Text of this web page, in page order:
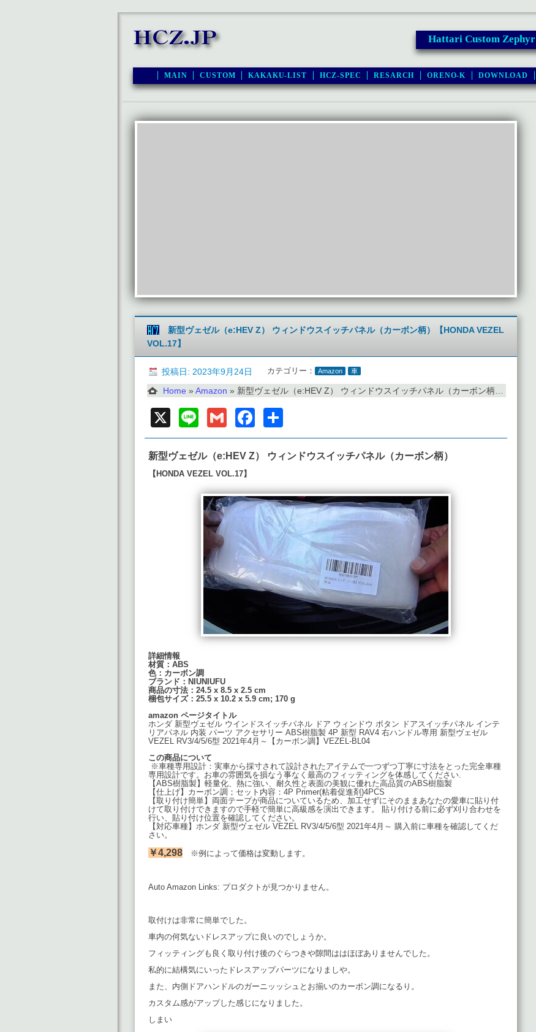
Hattari Custom Zephyr
MAIN CUSTOM KAKAKU-LIST HCZ-SPEC RESARCH ORENO-K DOWNLOAD
新型ヴェゼル（e:HEV Z） ウィンドウスイッチパネル（カーボン柄）【HONDA VEZEL
VOL.17】
投稿日: 2023年9月24日 カテゴリー： Amazon 車
Home » Amazon » 新型ヴェゼル（e:HEV Z） ウィンドウスイッチパネル（カーボン柄）【HONDA VEZEL VOL.17】
X Line GmailFacebook
有
新型ヴェゼル（e:HEV Z） ウィンドウスイッチパネル（カーボン柄）
【HONDA VEZEL VOL.17】
詳細情報
材質： ABS
色：カーボン調
ブランド：NIUNIUFU
商品の寸法：24.5 x 8.5 x 2.5 cm
梱包サイズ：25.5 x 10.2 x 5.9 cm; 170 g
amazon ページタイトル
ホンダ 新型ヴェゼル ウインドスイッチパネル ドア ウィンドウ ボタン ドアスイッチパネル インテ
リアパネル 内装 パーツ アクセサリー ABS樹脂製 4P 新型 RAV4 右ハンドル専用 新型ヴェゼル
VEZEL RV3/4/5/6型 2021年4月～【カーボン調】VEZEL-BL04
この商品について
※車種専用設計：実車から採寸されて設計されたアイテムで一つずつ丁寧に寸法をとった完全車種
専用設計です。お車の雰囲気を損なう事なく最高のフィッティングを体感してください.
【ABS樹脂製】軽量化、熱に強い、耐久性と表面の美観に優れた高品質のABS樹脂製
【仕上げ】カーボン調；セット内容：4P Primer(粘着促進剤)4PCS
【取り付け簡単】両面テープが商品についているため、加工せずにそのままあなたの愛車に貼り付
けて取り付けできますので手軽で簡単に高級感を演出できます。 貼り付ける前に必ず刈り合わせを
行い、貼り付け位置を確認してください。
【対応車種】ホンダ 新型ヴェゼル VEZEL RV3/4/5/6型 2021年4月～ 購入前に車種を確認してくだ
さい。
￥4,298 ※例によって価格は変動します。
Auto Amazon Links: プロダクトが見つかりません。
取付けは非常に簡単でした。
車内の何気ないドレスアップに良いのでしょうか。
フィッティングも良く取り付け後のぐらつきや隙間ははほぼありませんでした。
私的に結構気にいったドレスアップパーツになりましや。
また、内側ドアハンドルのガーニッッシュとお揃いのカーボン調になるり。
カスタム感がアップした感じになりました。
しまい